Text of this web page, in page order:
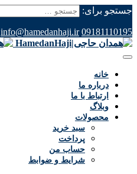
جستجو برای:
09181110195
info@hamedanhaji.ir
خانه
درباره ما
ارتباط با ما
وبلاگ
محصولات
سبد خرید
پرداخت
حساب من
شرایط و ضوابط